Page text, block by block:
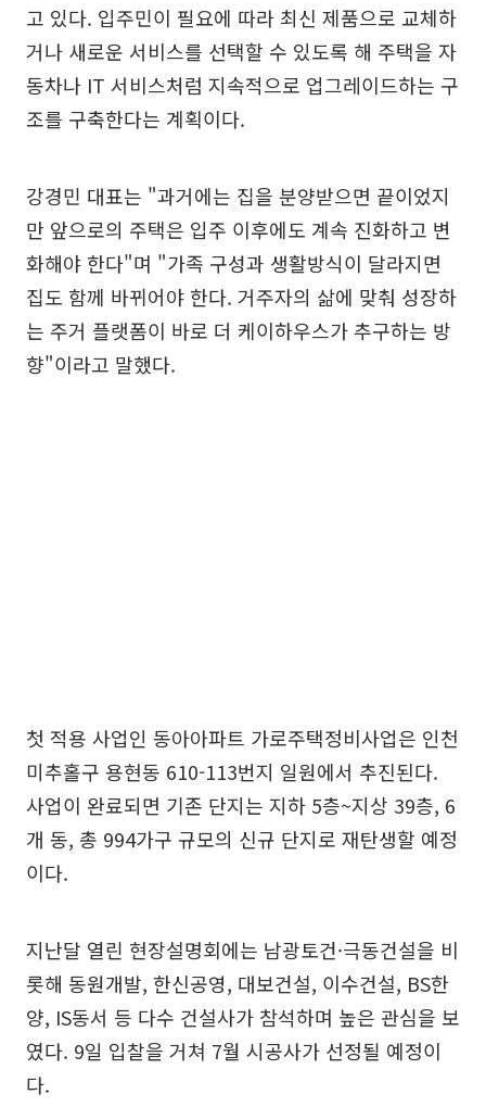
고 있다. 입주민이 필요에 따라 최신 제품으로 교체하
거나 새로운 서비스를 선택할 수 있도록 해 주택을 자
동차나 IT 서비스처럼 지속적으로 업그레이드하는 구
조를 구축한다는 계획이다.
강경민 대표는 "과거에는 집을 분양받으면 끝이었지
만 앞으로의 주택은 입주 이후에도 계속 진화하고 변
화해야 한다"며 "가족 구성과 생활방식이 달라지면
집도 함께 바뀌어야 한다. 거주자의 삶에 맞춰 성장하
는 주거 플랫폼이 바로 더 케이하우스가 추구하는 방
향"이라고 말했다.
첫 적용 사업인 동아아파트 가로주택정비사업은 인천
미추홀구 용현동 610-113번지 일원에서 추진된다.
사업이 완료되면 기존 단지는 지하 5층~지상 39층, 6
개 동, 총 994가구 규모의 신규 단지로 재탄생할 예정
이다.
지난달 열린 현장설명회에는 남광토건·극동건설을 비
롯해 동원개발, 한신공영, 대보건설, 이수건설, BS한
양, IS동서 등 다수 건설사가 참석하며 높은 관심을 보
였다. 9일 입찰을 거쳐 7월 시공사가 선정될 예정이
다.